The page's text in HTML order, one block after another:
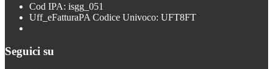
Cod IPA: isgg_051
Uff_eFatturaPA Codice Univoco: UFT8FT
Seguici su